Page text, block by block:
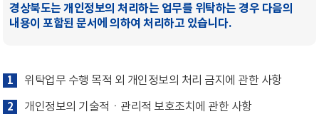
경상북도는 개인정보의 처리하는 업무를 위탁하는 경우 다음의
내용이 포함된 문서에 의하여 처리하고 있습니다.
1 위탁업무 수행 목적 외 개인정보의 처리 금지에 관한 사항
2 개인정보의 기술적ㆍ관리적 보호조치에 관한 사항